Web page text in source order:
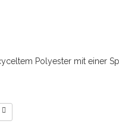
Polyester mit einer